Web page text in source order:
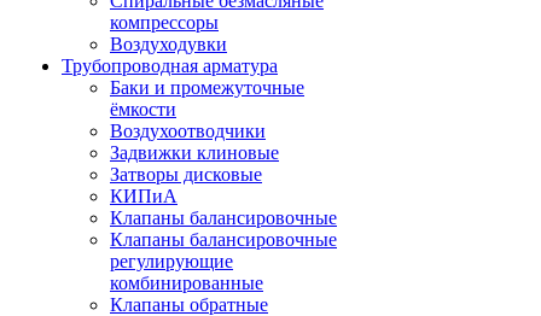
компрессоры
Воздуходувки
Трубопроводная арматура
Баки и промежуточные
ёмкости
Воздухоотводчики
Задвижки клиновые
Затворы дисковые
КИПиА
Клапаны балансировочные
Клапаны балансировочные
регулирующие
комбинированные
Клапаны обратные